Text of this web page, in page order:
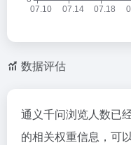
数据评估
通义千问浏览人数已
的相关权重信息，可